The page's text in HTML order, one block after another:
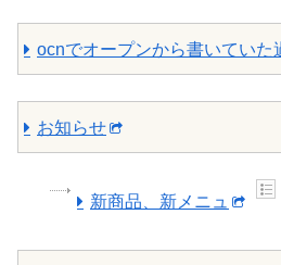
ocnでオープンから書いていた
お知らせ
新商品、新メニュ